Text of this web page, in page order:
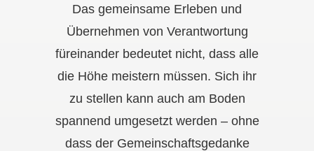
Das gemeinsame Erleben und
Übernehmen von Verantwortung
füreinander bedeutet nicht, dass alle
die Höhe meistern müssen. Sich ihr
zu stellen kann auch am Boden
spannend umgesetzt werden – ohne
dass der Gemeinschaftsgedanke